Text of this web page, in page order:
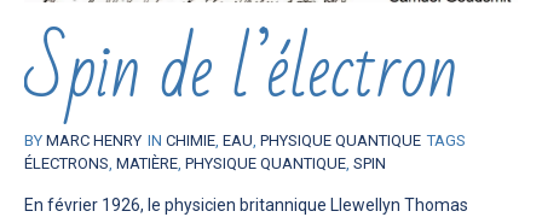
Spin de l’électron
BY MARC HENRY IN CHIMIE EAU PHYSIQUE QUANTIQUE TAGS
ÉLECTRONS MATIÈRE PHYSIQUE QUANTIQUE SPIN
En février 1926, le physicien britannique Llewellyn Thomas